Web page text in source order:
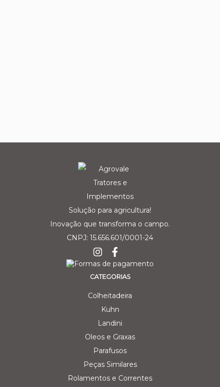
Solução para agricultura!
Inovação que transforma o campo.
CNPJ: 15.656.601/0001-24
CATEGORIAS
Colheitadeira
Kuhn
Landini
Oleos e Graxas
Parafusos
Peças Similares
Rolamentos e Correntes